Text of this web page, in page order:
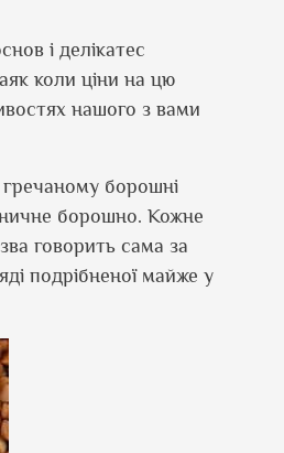
і делікатес
коли ціни на цю
нашого з вами
борошні
борошно. Кожне
говорить сама за
подрібненої майже у